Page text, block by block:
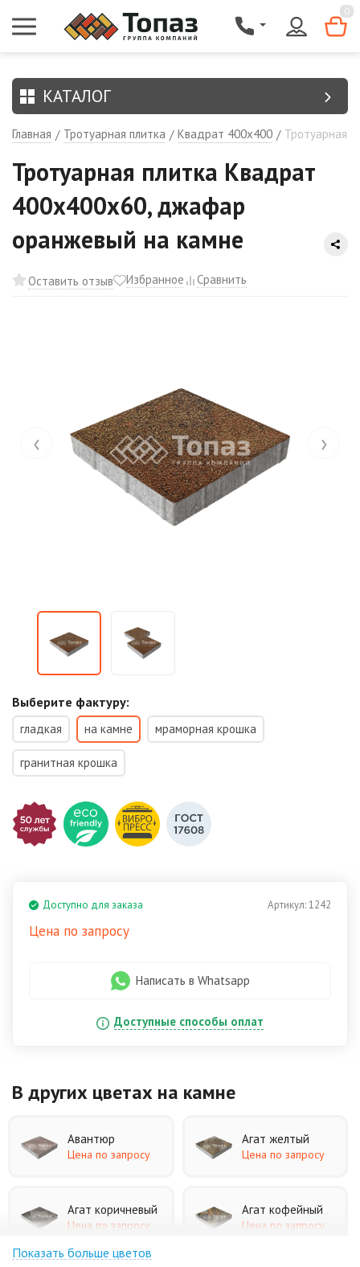
0
КАТАЛОГ
Главная / Тротуарная плитка / Квадрат 400х400 / Тротуарная
Тротуарная плитка Квадрат
400х400х60, джафар
оранжевый на камне
Оставить отзыв Избранное Сравнить
‹ ›
Выберите фактуру:
гладкая на камне мраморная крошка
гранитная крошка
Артикул:1242
Доступно для заказа
Цена по запросу
Написать в Whatsapp
Доступные способы оплат
В других цветах на камне
Авантюр
Цена по запросу
Агат желтый
Цена по запросу
Агат коричневый
Цена по запросу
Агат кофейный
Цена по запросу
Показать больше цветов